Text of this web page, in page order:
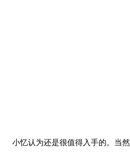
化，具体的可参考站内这些文章：